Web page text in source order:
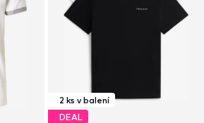
2 ks v balení
DEAL